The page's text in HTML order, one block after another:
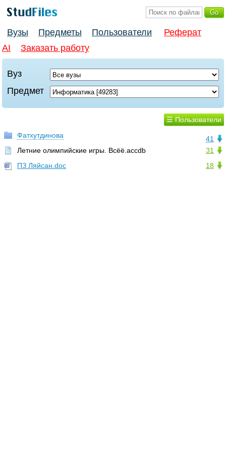
Вузы Предметы Пользователи
Реферат
AI
Заказать работу
Вуз
Предмет
☰ Пользователи
41
Фатхутдинова
31
Летние олимпийские игры. Всёё.accdb
18
ПЗ Ляйсан.doc